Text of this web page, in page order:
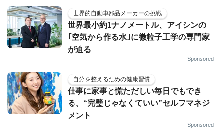
世界的自動車部品メーカーの挑戦
世界最小約1ナノメートル、アイシンの
｢空気から作る水｣に微粒子工学の専門家
が迫る
Sponsored
自分を整えるための健康習慣
仕事に家事と慌ただしい毎日でもでき
る、“完璧じゃなくていい”セルフマネジ
メント
Sponsored